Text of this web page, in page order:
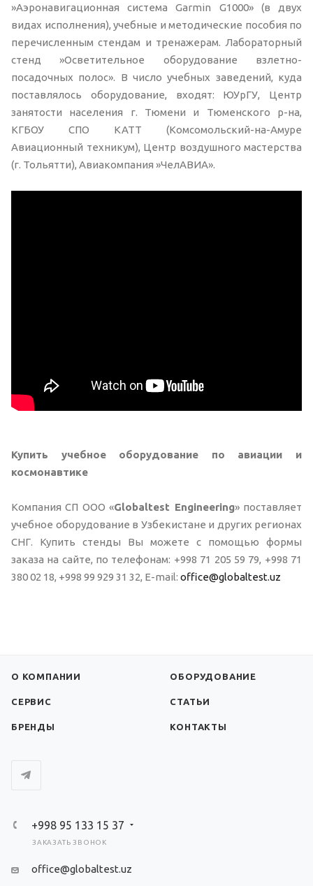
»Аэронавигационная система Garmin G1000» (в двух
видах исполнения), учебные и методические пособия по
перечисленным стендам и тренажерам. Лабораторный
стенд »Осветительное оборудование взлетно-
посадочных полос». В число учебных заведений, куда
поставлялось оборудование, входят: ЮУрГУ, Центр
занятости населения г. Тюмени и Тюменского р-на,
КГБОУ СПО КАТТ (Комсомольский-на-Амуре
Авиационный техникум), Центр воздушного мастерства
(г. Тольятти), Авиакомпания »ЧелАВИА».
Купить учебное оборудование по авиации и
космонавтике
Компания СП ООО «Globaltest Engineering» поставляет
учебное оборудование в Узбекистане и других регионах
СНГ. Купить стенды Вы можете с помощью формы
заказа на сайте, по телефонам: +998 71 205 59 79, +998 71
380 02 18, +998 99 929 31 32, E-mail: office@globaltest.uz
О КОМПАНИИ ОБОРУДОВАНИЕ
СЕРВИС СТАТЬИ
БРЕНДЫ КОНТАКТЫ
+998 95 133 15 37
ЗАКАЗАТЬ ЗВОНОК
office@globaltest.uz